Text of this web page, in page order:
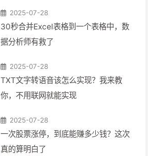
2025-07-28
30秒合并Excel表格到一个表格中，数
据分析师有救了
2025-07-28
TXT文字转语音该怎么实现？我来教
你，不用联网就能实现
2025-07-28
一次股票涨停，到底能赚多少钱？这次
真的算明白了